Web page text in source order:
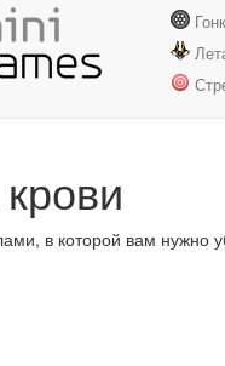
в которой вам нужно